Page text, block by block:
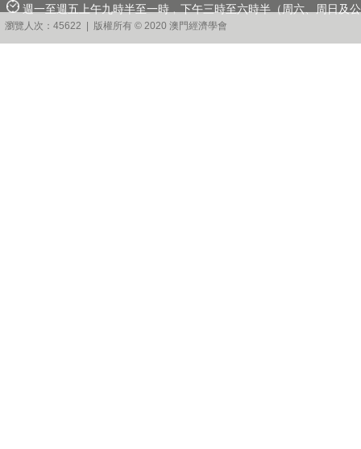
週一至週五上午九時半至一時﹐下午三時至六時半（周六、周日及
瀏覽人次：45622 | 版權所有 © 2020 澳門經濟學會